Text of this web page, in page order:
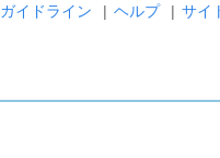
ガイドライン
| ヘルプ | サイ